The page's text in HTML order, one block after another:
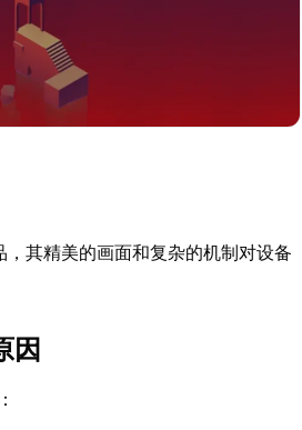
，其精美的画面和复杂的机制对设备
因